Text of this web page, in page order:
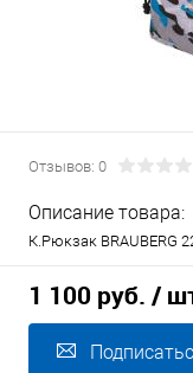
Отзывов: 0
Описание товара:
К.Рюкзак BRAUBERG
1 100 руб. /